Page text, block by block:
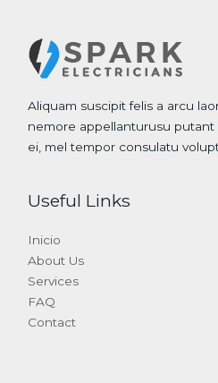
Aliquam suscipit felis a arcu
nemore appellanturusu
ei, mel tempor consulatu
Useful Links
Inicio
About Us
Services
FAQ
Contact